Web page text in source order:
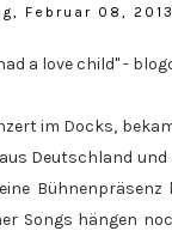
Februar 08, 2013
a love child" -
im Docks,
Deutschland
Songs hängen